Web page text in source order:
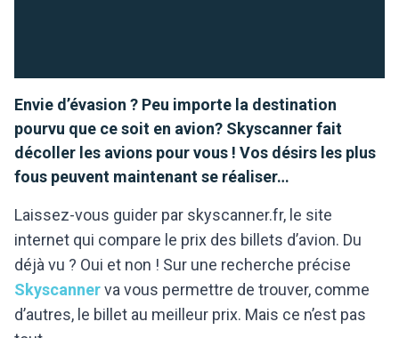
Envie d’évasion ? Peu importe la destination
pourvu que ce soit en avion? Skyscanner fait
décoller les avions pour vous ! Vos désirs les plus
fous peuvent maintenant se réaliser…
Laissez-vous guider par skyscanner.fr, le site
internet qui compare le prix des billets d’avion. Du
déjà vu ? Oui et non ! Sur une recherche précise
Skyscannerva vous permettre de trouver, comme
d’autres, le billet au meilleur prix. Mais ce n’est pas